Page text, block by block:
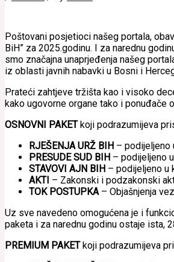
Poštovani posjetioci našeg portala,
BiH” za 2025.godinu. I za narednu
smo značajna unaprjeđenja našeg
iz oblasti javnih nabavki u Bosni i
Prateći zahtjeve tržišta kao i visoko
kako ugovorne organe tako i ponuđače
OSNOVNI PAKETkoji podrazumijeva
RJEŠENJA URŽ BIH – podijeljeno
PRESUDE SUD BIH – podijeljeno
STAVOVI AJN BIH – podijeljeno u
AKTI – Zakonski i podzakonski
TOK POSTUPKA – Objašnjenja
Uz sve navedeno omogućena je i
paketa i za narednu godinu ostaje ista,
PREMIUM PAKETkoji podrazumijeva